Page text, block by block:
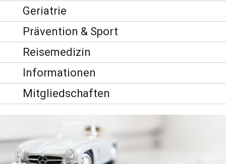
Geriatrie
Prävention & Sport
Reisemedizin
Informationen
Mitgliedschaften